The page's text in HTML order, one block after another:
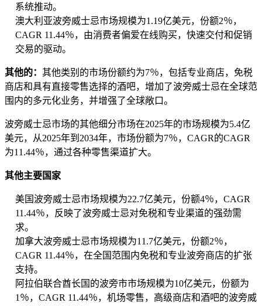
系统推动。
澳大利亚波旁威士忌市场规模为1.19亿美元，份额2％，
CAGR 11.44％，由消费者偏爱在线购买，快速交付和促销
交易的驱动。
其他的： 其他类别的市场份额约为7％，包括专业商店，免税
商店和具有直接零售选择的酒吧，增加了波旁威士忌在全球范
围内的多元化业务，并增强了全球敞口。
波旁威士忌市场的其他细分市场在2025年的市场规模为5.4亿
美元，从2025年到2034年，市场份额为7％，CAGR的CAGR
为11.44％，通过各种零售渠道扩大。
其他主要国家
美国波旁威士忌市场规模为22.7亿美元，份额4％，CAGR
11.44％，反映了波旁威士忌对免税和专业渠道的强劲需
求。
加拿大波旁威士忌市场规模为11.7亿美元，份额2％，
CAGR 11.44％，在全国范围内免税和专业波旁商店的扩张
支持。
阿拉伯联合酋长国的波旁市市场规模为10亿美元，份额为
1％，CAGR 11.44％，机场零售，高级商店和酒吧的波旁威